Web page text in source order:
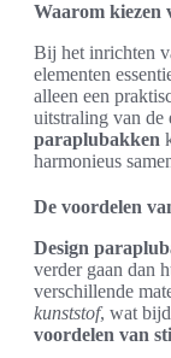
Waarom kiezen
Bij het inrichten
elementen
alleen een
uitstraling van de
paraplubakken
harmonieus
De voordelen
Design
verder gaan dan
verschillende
kunststof, wat
voordelen van